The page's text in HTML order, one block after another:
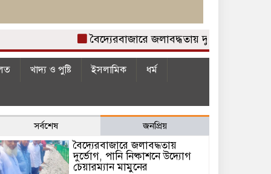
বৈদ্যেরবাজারে জলাবদ্ধতায় দুর্ভোগ, পানি
খাদ্য ও পুষ্টি ইসলামিক
ধর্ম
সর্বশেষ জনপ্রিয়
বৈদ্যেরবাজারে জলাবদ্ধতায়
দুর্ভোগ, পানি নিষ্কাশনে উদ্যোগ
চেয়ারম্যান মামুনের